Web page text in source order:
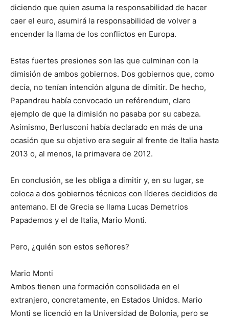
diciendo que quien asuma la responsabilidad de hacer
caer el euro, asumirá la responsabilidad de volver a
encender la llama de los conflictos en Europa.
Estas fuertes presiones son las que culminan con la
dimisión de ambos gobiernos. Dos gobiernos que, como
decía, no tenían intención alguna de dimitir. De hecho,
Papandreu había convocado un reférendum, claro
ejemplo de que la dimisión no pasaba por su cabeza.
Asimismo, Berlusconi había declarado en más de una
ocasión que su objetivo era seguir al frente de Italia hasta
2013 o, al menos, la primavera de 2012.
En conclusión, se les obliga a dimitir y, en su lugar, se
coloca a dos gobiernos técnicos con líderes decididos de
antemano. El de Grecia se llama Lucas Demetrios
Papademos y el de Italia, Mario Monti.
Pero, ¿quién son estos señores?
Mario Monti
Ambos tienen una formación consolidada en el
extranjero, concretamente, en Estados Unidos. Mario
Monti se licenció en la Universidad de Bolonia, pero se